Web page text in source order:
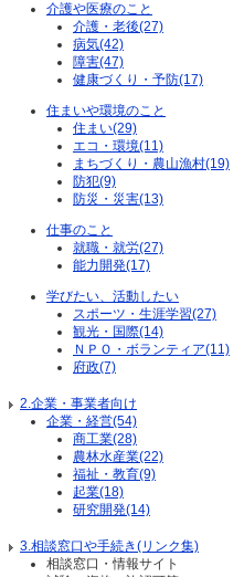
介護や医療のこと
介護・老後(27)
病気(42)
障害(47)
健康づくり・予防(17)
住まいや環境のこと
住まい(29)
エコ・環境(11)
まちづくり・農山漁村(19)
防犯(9)
防災・災害(13)
仕事のこと
就職・就労(27)
能力開発(17)
学びたい、活動したい
スポーツ・生涯学習(27)
観光・国際(14)
ＮＰＯ・ボランティア(11)
府政(7)
2.企業・事業者向け
企業・経営(54)
商工業(28)
農林水産業(22)
福祉・教育(9)
起業(18)
研究開発(14)
3.相談窓口や手続き(リンク集)
相談窓口・情報サイト